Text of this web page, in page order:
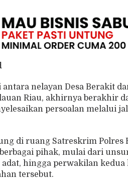
nelayan Desa Berakit
Riau, akhirnya berakhir
persoalan melalui
di ruang Satreskrim Polres
pihak, mulai dari
hingga perwakilan
tersebut.